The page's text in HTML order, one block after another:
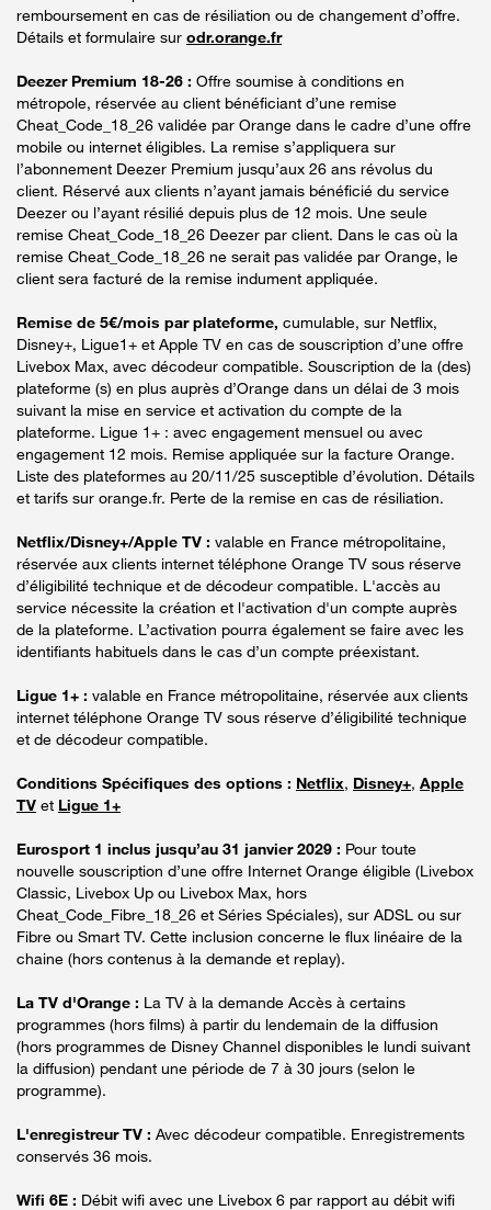
remboursement en cas de résiliation ou de changement d’offre.
Détails et formulaire sur odr.orange.fr
Deezer Premium 18-26 : Offre soumise à conditions en
métropole, réservée au client bénéficiant d’une remise
Cheat_Code_18_26 validée par Orange dans le cadre d’une offre
mobile ou internet éligibles. La remise s’appliquera sur
l’abonnement Deezer Premium jusqu’aux 26 ans révolus du
client. Réservé aux clients n’ayant jamais bénéficié du service
Deezer ou l’ayant résilié depuis plus de 12 mois. Une seule
remise Cheat_Code_18_26 Deezer par client. Dans le cas où la
remise Cheat_Code_18_26 ne serait pas validée par Orange, le
client sera facturé de la remise indument appliquée.
Remise de 5€/mois par plateforme, cumulable, sur Netflix,
Disney+, Ligue1+ et Apple TV en cas de souscription d’une offre
Livebox Max, avec décodeur compatible. Souscription de la (des)
plateforme (s) en plus auprès d’Orange dans un délai de 3 mois
suivant la mise en service et activation du compte de la
plateforme. Ligue 1+ : avec engagement mensuel ou avec
engagement 12 mois. Remise appliquée sur la facture Orange.
Liste des plateformes au 20/11/25 susceptible d’évolution. Détails
et tarifs sur orange.fr. Perte de la remise en cas de résiliation.
Netflix/Disney+/Apple TV : valable en France métropolitaine,
réservée aux clients internet téléphone Orange TV sous réserve
d’éligibilité technique et de décodeur compatible. L'accès au
service nécessite la création et l'activation d'un compte auprès
de la plateforme. L’activation pourra également se faire avec les
identifiants habituels dans le cas d’un compte préexistant.
Ligue 1+ : valable en France métropolitaine, réservée aux clients
internet téléphone Orange TV sous réserve d’éligibilité technique
et de décodeur compatible.
Conditions Spécifiques des options : Netflix, Disney+, Apple
TV et Ligue 1+
Eurosport 1 inclus jusqu’au 31 janvier 2029 : Pour toute
nouvelle souscription d’une offre Internet Orange éligible (Livebox
Classic, Livebox Up ou Livebox Max, hors
Cheat_Code_Fibre_18_26 et Séries Spéciales), sur ADSL ou sur
Fibre ou Smart TV. Cette inclusion concerne le flux linéaire de la
chaine (hors contenus à la demande et replay).
La TV d'Orange : La TV à la demande Accès à certains
programmes (hors films) à partir du lendemain de la diffusion
(hors programmes de Disney Channel disponibles le lundi suivant
la diffusion) pendant une période de 7 à 30 jours (selon le
programme).
L'enregistreur TV : Avec décodeur compatible. Enregistrements
conservés 36 mois.
Wifi 6E : Débit wifi avec une Livebox 6 par rapport au débit wifi